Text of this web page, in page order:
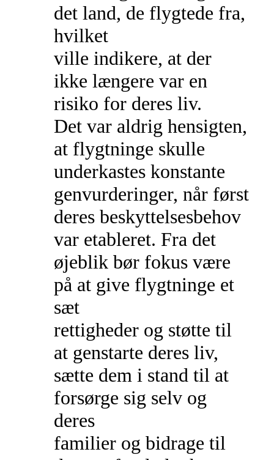
det land, de flygtede fra,
hvilket
ville indikere, at der
ikke længere var en
risiko for deres liv.
Det var aldrig hensigten,
at flygtninge skulle
underkastes konstante
genvurderinger, når først
deres beskyttelsesbehov
var etableret. Fra det
øjeblik bør fokus være
på at give flygtninge et
sæt
rettigheder og støtte til
at genstarte deres liv,
sætte dem i stand til at
forsørge sig selv og
deres
familier og bidrage til